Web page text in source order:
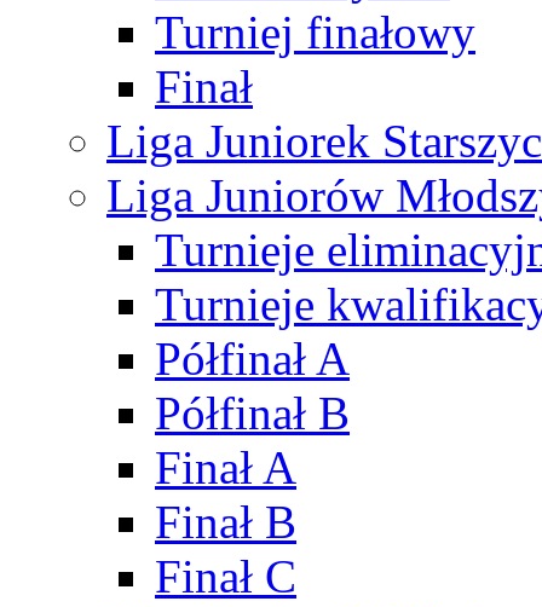
Turniej finałowy
Finał
Liga Juniorek
Liga Juniorów
Turnieje
Turnieje
Półfinał A
Półfinał B
Finał A
Finał B
Finał C